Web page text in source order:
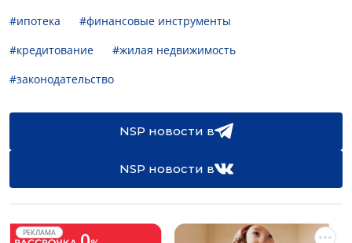
#ипотека
#финансовые инструменты
#кредитование
#жилая недвижимость
#законодательство
NSP новости в
NSP новости в
РЕКЛАМА